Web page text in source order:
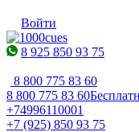
Войти
8 925 850 93 75
8 800 775 83 60
8 800 775 83 60
+74996110001
+7 (925) 850 93 75